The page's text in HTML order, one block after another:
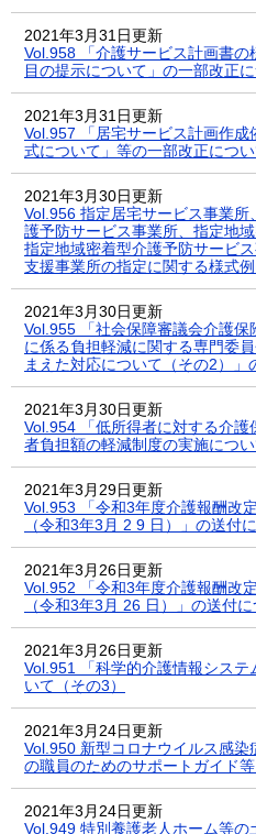
2021年3月31日更新
Vol.958 「介護サービス計画書
目の提示について」の一部改正
2021年3月31日更新
Vol.957 「居宅サービス計画作成
式について」等の一部改正につ
2021年3月30日更新
Vol.956 指定居宅サービス事業
護予防サービス事業所、指定地
指定地域密着型介護予防サービ
支援事業所の指定に関する様式例
2021年3月30日更新
Vol.955 「社会保障審議会介護
に係る負担軽減に関する専門委
まえた対応について（その2）」
2021年3月30日更新
Vol.954 「低所得者に対する介護
者負担額の軽減制度の実施につ
2021年3月29日更新
Vol.953 「令和3年度介護報酬改
（令和3年3月 2 9 日）」の送付
2021年3月26日更新
Vol.952 「令和3年度介護報酬改
（令和3年3月 26 日）」の送付
2021年3月26日更新
Vol.951 「科学的介護情報シス
いて（その3）
2021年3月24日更新
Vol.950 新型コロナウイルス感
の職員のためのサポートガイド
2021年3月24日更新
Vol.949 特別養護老人ホーム等の